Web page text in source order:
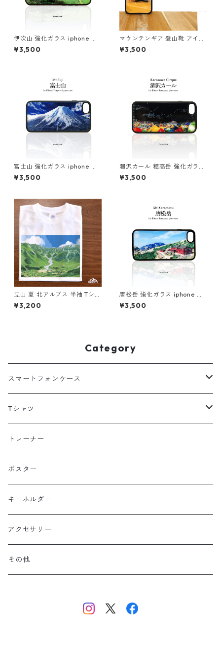
伊吹山 強化ガラス iphone ス
マホケース スマホカバーアウ
トドア 登山 山 ブルー
¥3,500
マウンテンギア 登山靴 アイゼ
ン ピッケル 強化ガラス iphon
e スマホケース スマホカバー
¥3,500
富士山 強化ガラス iphone ス
マホケース スマホカバーアウ
トドア 登山 山 ブルー ネイビ
¥3,500
涸沢カール 穂高岳 強化ガラス
iphone スマホケース スマホ
カバー登山 山 アウトドア 夜
¥3,500
立山 夏 北アルプス 半袖 Tシャ
ツ ホワイト ドライ 吸水速乾
山 登山 山Tシャツ 山のイラス
¥3,200
唐松岳 強化ガラス iphone ス
マホケース スマホカバー登山
山 唐松岳頂上山荘 山小屋
¥3,500
Category
スマートフォンケース
海外
北海道
東北
上信越・尾瀬・日光・北関東
北アルプス
美ヶ原・八ヶ岳・秩父・多摩・南関東
Tシャツ
半袖
コットン
ポリエステル
長袖
Performance Art Wear
トレーナー
ポスター
キーホルダー
アクセサリー
その他